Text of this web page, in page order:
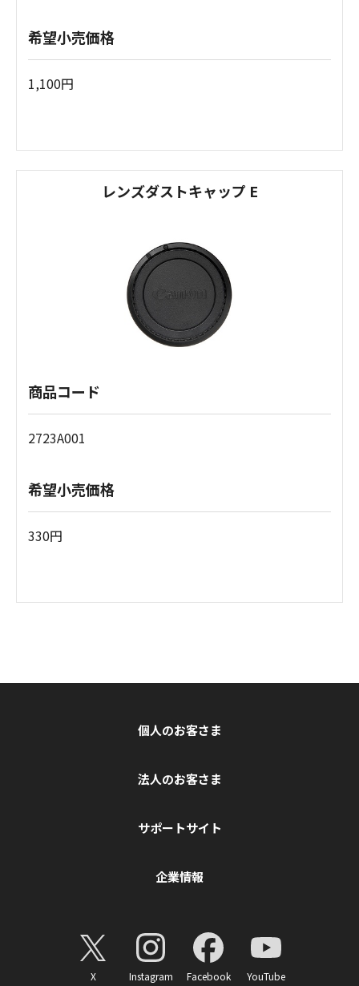
希望小売価格
1,100円
レンズダストキャップ E
商品コード
2723A001
希望小売価格
330円
個人のお客さま
法人のお客さま
サポートサイト
企業情報
X Instagram Facebook YouTube